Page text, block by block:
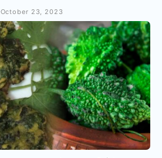
October 23, 2023